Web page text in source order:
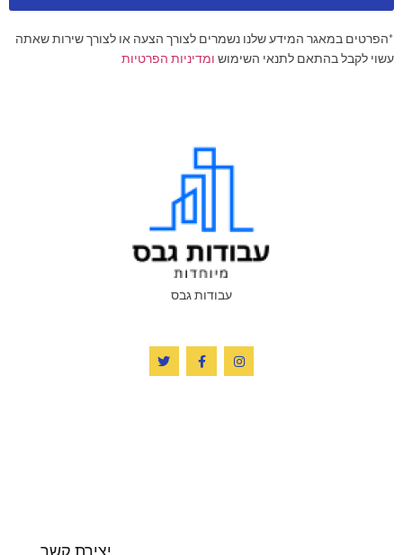
*הפרטים במאגר המידע שלנו נשמרים לצורך הצעה או לצורך שירות שאתה
עשוי לקבל בהתאם לתנאי השימוש ומדיניות הפרטיות
עבודות גבס
יצירת קשר